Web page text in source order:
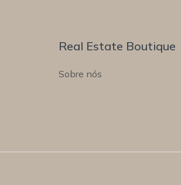
Real Estate Boutique
Sobre nós